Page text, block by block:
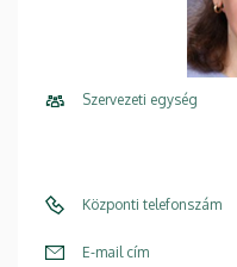
Szervezeti egység
Központi telefonszám
E-mail cím